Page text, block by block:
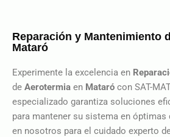
Reparación y Mantenimiento
Mataró
Experimente la excelencia en
de Aerotermia en Mataró con SAT-
especializado garantiza soluciones
para mantener su sistema en
en nosotros para el cuidado experto